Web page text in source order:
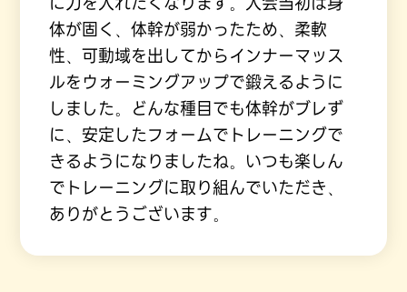
体が固く、体幹が弱かったため、柔軟
性、可動域を出してからインナーマッス
ルをウォーミングアップで鍛えるように
しました。どんな種目でも体幹がブレず
に、安定したフォームでトレーニングで
きるようになりましたね。いつも楽しん
でトレーニングに取り組んでいただき、
ありがとうございます。